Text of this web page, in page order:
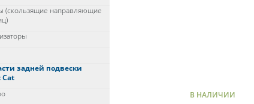
В НАЛИЧИИ
(скользящие направляющие
задней подвески
Cat